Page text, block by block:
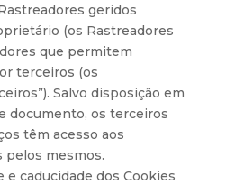
geridos
(os Rastreadores
que permitem
terceiros (os
Salvo disposição em
documento, os terceiros
têm acesso aos
pelos mesmos.
e caducidade dos Cookies